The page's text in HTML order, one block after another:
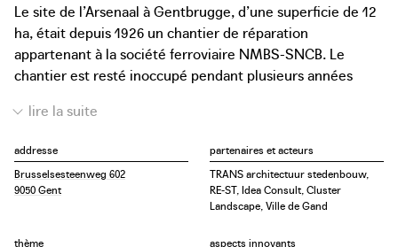
Le site de l’Arsenaal à Gentbrugge, d’une superficie de 12
ha, était depuis 1926 un chantier de réparation
appartenant à la société ferroviaire NMBS-SNCB. Le
chantier est resté inoccupé pendant plusieurs années
conceptuelle visant à revaloriser le site en tant que nœud
Consult et Cluster présente le site comme un quartier de
faiseurs, un écosystème pour les entreprises et le
voisinage. Les hangars existants et leur valeur
addresse
Brusselsesteenweg 602
9050 Gent
partenaires et acteurs
TRANS architectuur stedenbouw,
RE-ST, Idea Consult, Cluster
Landscape, Ville de Gand
thème
aspects innovants